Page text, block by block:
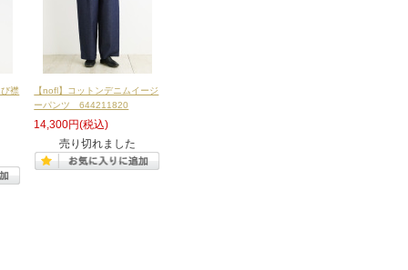
び襟
【nofl】コットンデニムイージ
ーパンツ 644211820
14,300円(税込)
売り切れました